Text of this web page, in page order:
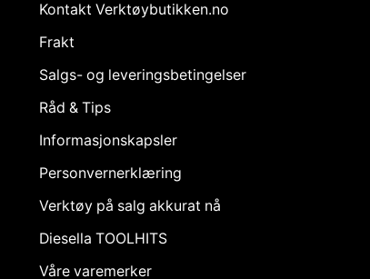
Kontakt Verktøybutikken.no
Frakt
Salgs- og leveringsbetingelser
Råd & Tips
Informasjonskapsler
Personvernerklæring
Verktøy på salg akkurat nå
Diesella TOOLHITS
Våre varemerker